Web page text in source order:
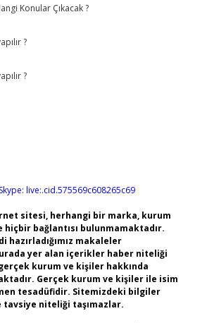
Konular Çıkacak ?
?
?
Skype: live:.cid.575569c608265c69
sitesi, herhangi bir marka, kurum
hiçbir bağlantısı bulunmamaktadır.
hazırladığımız makaleler
yer alan içerikler haber niteliği
kurum ve kişiler hakkında
Gerçek kurum ve kişiler ile isim
tesadüfidir. Sitemizdeki bilgiler
niteliği taşımazlar.